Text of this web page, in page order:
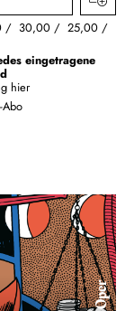
30,00 25,00
eingetragene
hier
Abo
Oper